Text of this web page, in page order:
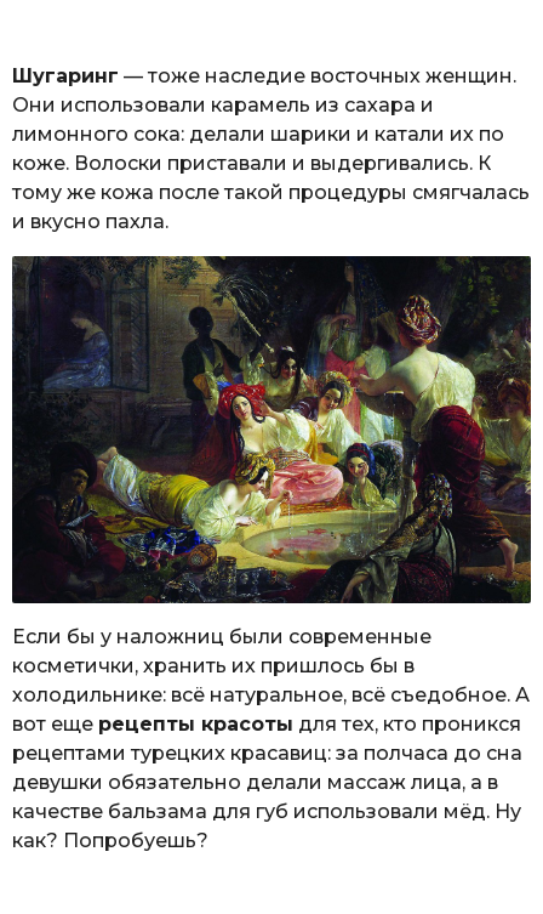
Шугаринг — тоже наследие восточных женщин.
Они использовали карамель из сахара и
лимонного сока: делали шарики и катали их по
коже. Волоски приставали и выдергивались. К
тому же кожа после такой процедуры смягчалась
и вкусно пахла.
Если бы у наложниц были современные
косметички, хранить их пришлось бы в
холодильнике: всё натуральное, всё съедобное. А
вот еще рецепты красоты для тех, кто проникся
рецептами турецких красавиц: за полчаса до сна
девушки обязательно делали массаж лица, а в
качестве бальзама для губ использовали мёд. Ну
как? Попробуешь?